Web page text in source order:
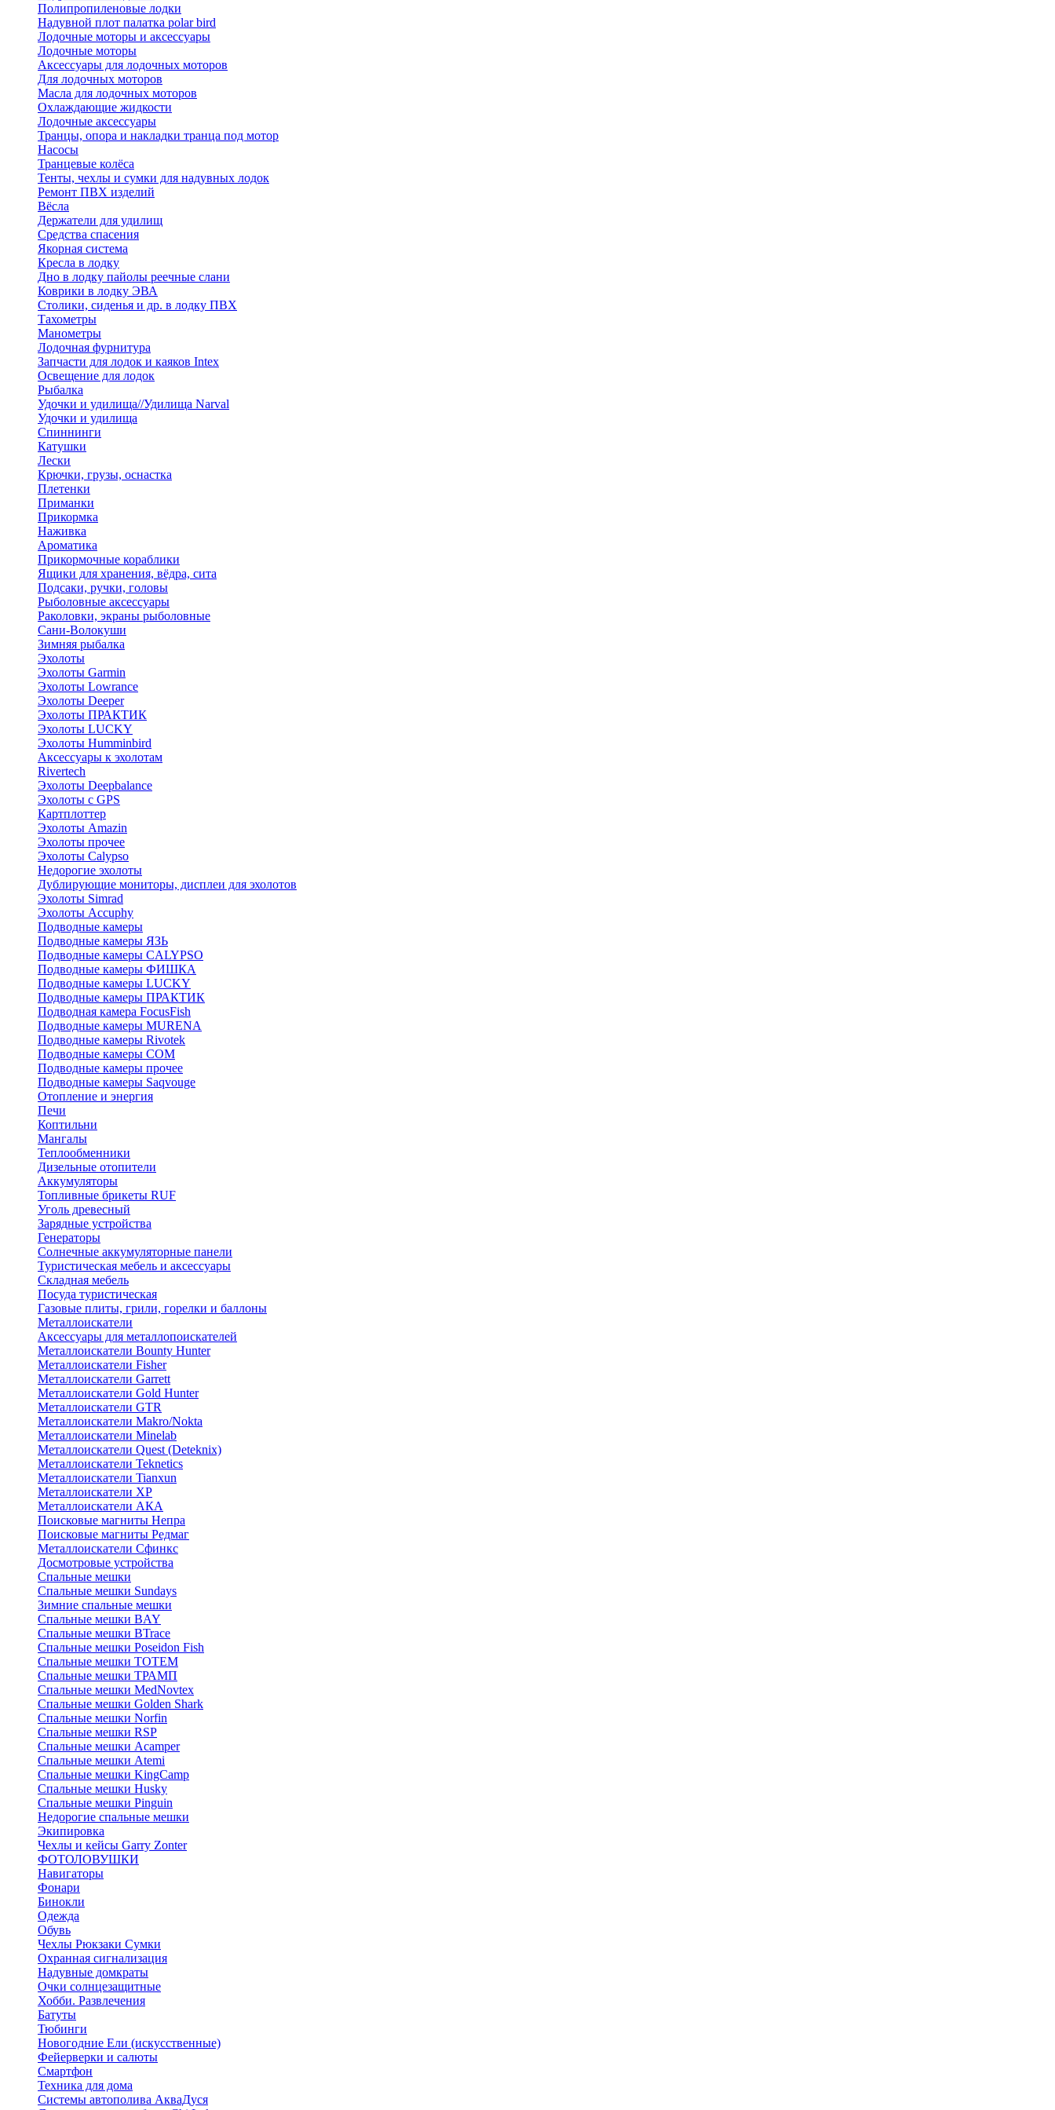
Полипропиленовые лодки
Надувной плот палатка polar bird
Лодочные моторы и аксессуары
Лодочные моторы
Аксессуары для лодочных моторов
Для лодочных моторов
Масла для лодочных моторов
Охлаждающие жидкости
Лодочные аксессуары
Транцы, опора и накладки транца под мотор
Насосы
Транцевые колёса
Тенты, чехлы и сумки для надувных лодок
Ремонт ПВХ изделий
Вёсла
Держатели для удилищ
Средства спасения
Якорная система
Кресла в лодку
Дно в лодку пайолы реечные слани
Коврики в лодку ЭВА
Столики, сиденья и др. в лодку ПВХ
Тахометры
Манометры
Лодочная фурнитура
Запчасти для лодок и каяков Intex
Освещение для лодок
Рыбалка
Удочки и удилища//Удилища Narval
Удочки и удилища
Спиннинги
Катушки
Лески
Крючки, грузы, оснастка
Плетенки
Приманки
Прикормка
Наживка
Ароматика
Прикормочные кораблики
Ящики для хранения, вёдра, сита
Подсаки, ручки, головы
Рыболовные аксессуары
Раколовки, экраны рыболовные
Сани-Волокуши
Зимняя рыбалка
Эхолоты
Эхолоты Garmin
Эхолоты Lowrance
Эхолоты Deeper
Эхолоты ПРАКТИК
Эхолоты LUCKY
Эхолоты Humminbird
Аксессуары к эхолотам
Rivertech
Эхолоты Deepbalance
Эхолоты с GPS
Картплоттер
Эхолоты Amazin
Эхолоты прочее
Эхолоты Calypso
Недорогие эхолоты
Дублирующие мониторы, дисплеи для эхолотов
Эхолоты Simrad
Эхолоты Accuphy
Подводные камеры
Подводные камеры ЯЗЬ
Подводные камеры CALYPSO
Подводные камеры ФИШКА
Подводные камеры LUCKY
Подводные камеры ПРАКТИК
Подводная камера FocusFish
Подводные камеры MURENA
Подводные камеры Rivotek
Подводные камеры СОМ
Подводные камеры прочее
Подводные камеры Saqvouge
Отопление и энергия
Печи
Коптильни
Мангалы
Теплообменники
Дизельные отопители
Аккумуляторы
Топливные брикеты RUF
Уголь древесный
Зарядные устройства
Генераторы
Солнечные аккумуляторные панели
Туристическая мебель и аксессуары
Складная мебель
Посуда туристическая
Газовые плиты, грили, горелки и баллоны
Металлоискатели
Аксессуары для металлопоискателей
Металлоискатели Bounty Hunter
Металлоискатели Fisher
Металлоискатели Garrett
Металлоискатели Gold Hunter
Металлоискатели GTR
Металлоискатели Makro/Nokta
Металлоискатели Minelab
Металлоискатели Quest (Deteknix)
Металлоискатели Teknetics
Металлоискатели Tianxun
Металлоискатели XP
Металлоискатели АКА
Поисковые магниты Непра
Поисковые магниты Редмаг
Металлоискатели Сфинкс
Досмотровые устройства
Спальные мешки
Спальные мешки Sundays
Зимние спальные мешки
Спальные мешки BAY
Спальные мешки BTrace
Спальные мешки Poseidon Fish
Спальные мешки ТОТЕМ
Спальные мешки ТРАМП
Cпальные мешки MedNovtex
Спальные мешки Golden Shark
Спальные мешки Norfin
Спальные мешки RSP
Спальные мешки Acamper
Спальные мешки Atemi
Спальные мешки KingCamp
Спальные мешки Husky
Спальные мешки Pinguin
Недорогие спальные мешки
Экипировка
Чехлы и кейсы Garry Zonter
ФОТОЛОВУШКИ
Навигаторы
Фонари
Бинокли
Одежда
Обувь
Чехлы Рюкзаки Сумки
Охранная сигнализация
Надувные домкраты
Очки солнцезащитные
Хобби. Развлечения
Батуты
Тюбинги
Новогодние Ели (искусственные)
Фейерверки и салюты
Смартфон
Техника для дома
Системы автополива АкваДуся